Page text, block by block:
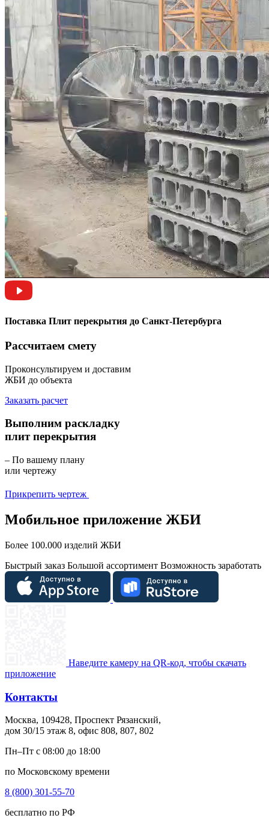
Поставка Плит перекрытия до Санкт-Петербурга
Рассчитаем смету
Проконсультируем и доставим
ЖБИ до объекта
Заказать расчет
Выполним раскладку
плит перекрытия
– По вашему плану
или чертежу
Прикрепить чертеж
Мобильное приложение ЖБИ
Более 100.000 изделий ЖБИ
Быстрый заказ Большой ассортимент Возможность заработать
Наведите камеру на QR-код, чтобы скачать
приложение
Контакты
Москва, 109428, Проспект Рязанский,
дом 30/15 этаж 8, офис 808, 807, 802
Пн–Пт с 08:00 до 18:00
по Московскому времени
8 (800) 301-55-70
бесплатно по РФ